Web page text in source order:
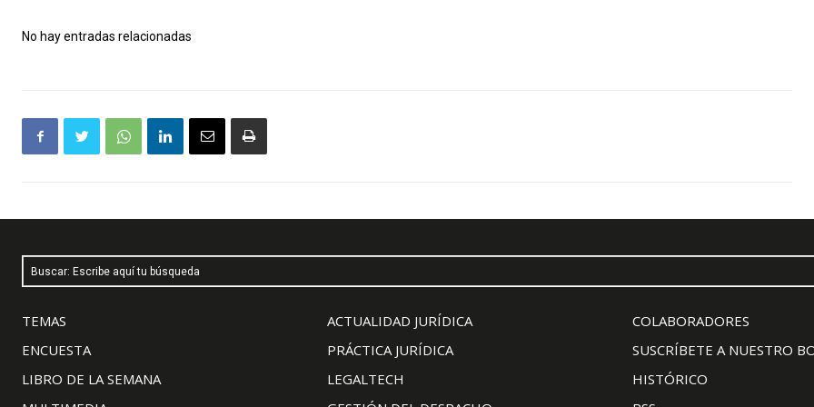
No hay entradas relacionadas
Buscar: Escribe aquí tu búsqueda
TEMAS
ENCUESTA
LIBRO DE LA SEMANA
ACTUALIDAD JURÍDICA
PRÁCTICA JURÍDICA
LEGALTECH
COLABORADORES
SUSCRÍBETE A NUESTRO
HISTÓRICO